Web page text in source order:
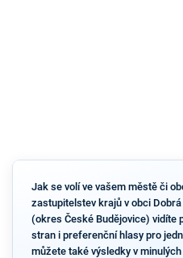
Jak se volí ve vašem městě či
zastupitelstev krajů v obci
(okres České Budějovice) vidíte
stran i preferenční hlasy pro
můžete také výsledky v